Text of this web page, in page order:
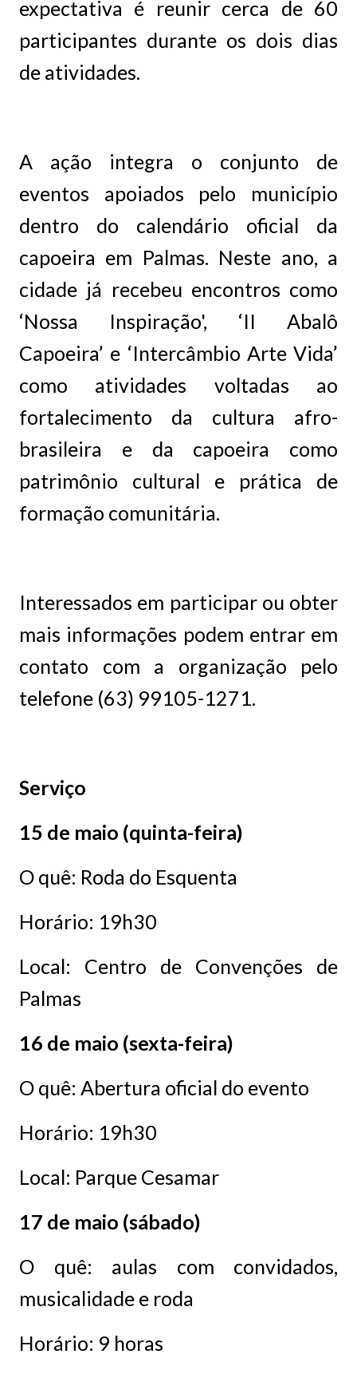
expectativa é reunir cerca de 60
participantes durante os dois dias
de atividades.
A ação integra o conjunto de
eventos apoiados pelo município
dentro do calendário oficial da
capoeira em Palmas. Neste ano, a
cidade já recebeu encontros como
‘Nossa Inspiração', ‘II Abalô
Capoeira’ e ‘Intercâmbio Arte Vida’
como atividades voltadas ao
fortalecimento da cultura afro-
brasileira e da capoeira como
patrimônio cultural e prática de
formação comunitária.
Interessados em participar ou obter
mais informações podem entrar em
contato com a organização pelo
telefone (63) 99105-1271.
Serviço
15 de maio (quinta-feira)
O quê: Roda do Esquenta
Horário: 19h30
Local: Centro de Convenções de
Palmas
16 de maio (sexta-feira)
O quê: Abertura oficial do evento
Horário: 19h30
Local: Parque Cesamar
17 de maio (sábado)
O quê: aulas com convidados,
musicalidade e roda
Horário: 9 horas